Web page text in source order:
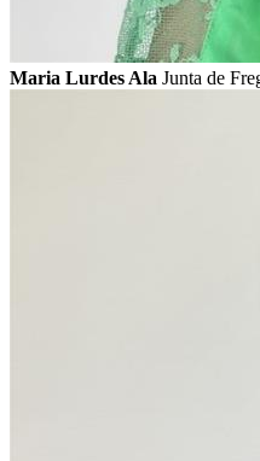
Maria Lurdes Ala Junta de